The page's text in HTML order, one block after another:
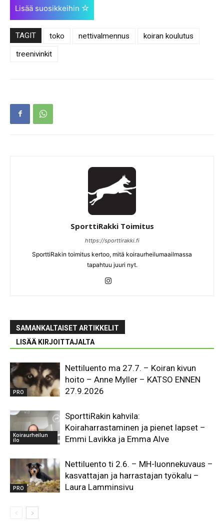
Lisää suosikkeihin
TAGIT toko nettivalmennus
koiran koulutus
treenivinkit
SporttiRakki Toimitus
https://sporttirakki.fi
SporttiRakin toimitus kertoo, mitä koiraurheilumaailmassa
tapahtuu juuri nyt.
SAMANKALTAISET ARTIKKELIT
LISÄÄ KIRJOITTAJALTA
PRO
Nettiluento ma 27.7. – Koiran kivun
hoito – Anne Myller – KATSO ENNEN
27.9.2026
Koiraurheilun
ilo
SporttiRakin kahvila:
Koiraharrastaminen ja pienet lapset –
Emmi Lavikka ja Emma Alve
PRO
Nettiluento ti 2.6. – MH-luonnekuvaus –
kasvattajan ja harrastajan työkalu –
Laura Lamminsivu